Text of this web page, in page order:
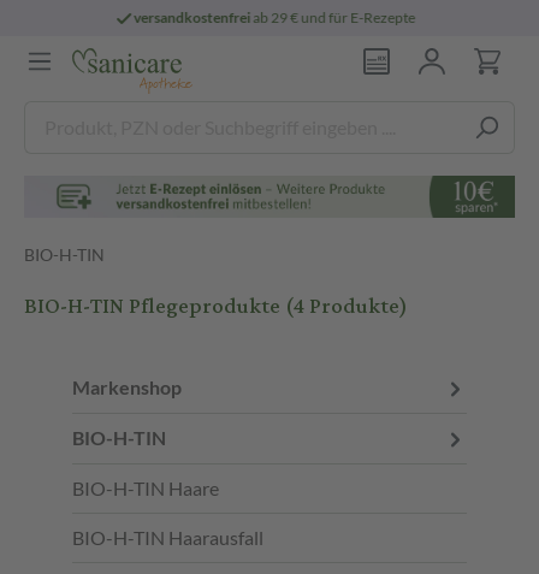
persönlichepharmazeutische
BIO-H-TIN
BIO-H-TIN Pflegeprodukte (4 Produkte)
Markenshop
BIO-H-TIN
BIO-H-TIN Haare
BIO-H-TIN Haarausfall